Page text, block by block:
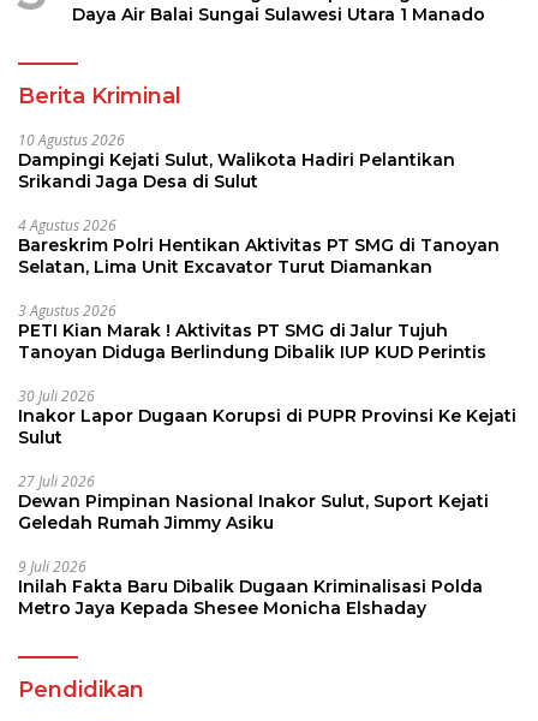
Daya Air Balai Sungai Sulawesi Utara 1 Manado
Berita Kriminal
10 Agustus 2026
Dampingi Kejati Sulut, Walikota Hadiri Pelantikan
Srikandi Jaga Desa di Sulut
4 Agustus 2026
Bareskrim Polri Hentikan Aktivitas PT SMG di Tanoyan
Selatan, Lima Unit Excavator Turut Diamankan
3 Agustus 2026
PETI Kian Marak ! Aktivitas PT SMG di Jalur Tujuh
Tanoyan Diduga Berlindung Dibalik IUP KUD Perintis
30 Juli 2026
Inakor Lapor Dugaan Korupsi di PUPR Provinsi Ke Kejati
Sulut
27 Juli 2026
Dewan Pimpinan Nasional Inakor Sulut, Suport Kejati
Geledah Rumah Jimmy Asiku
9 Juli 2026
Inilah Fakta Baru Dibalik Dugaan Kriminalisasi Polda
Metro Jaya Kepada Shesee Monicha Elshaday
Pendidikan